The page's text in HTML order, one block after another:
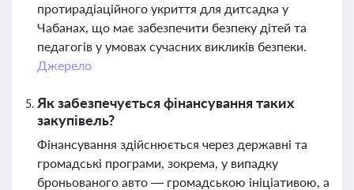
протирадіаційного укриття для дитсадка у
Чабанах, що має забезпечити безпеку дітей та
педагогів у умовах сучасних викликів безпеки.
Джерело
Як забезпечується фінансування таких
закупівель?
Фінансування здійснюється через державні та
громадські програми, зокрема, у випадку
броньованого авто — громадською ініціативою, а